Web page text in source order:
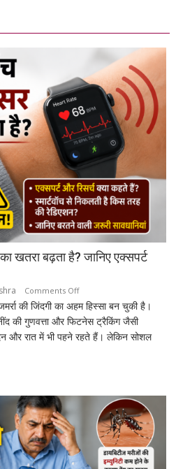
समारोह
संपन्न
खतरा बढ़ता है? जानिए एक्सपर्ट
Comments Offon
क्या
स्मार्टवॉच
पहनने
खतरा
जानिए
एक्सपर्ट
की जिंदगी का अहम हिस्सा बन चुकी है।
नींद की गुणवत्ता और फिटनेस ट्रैकिंग जैसी
और रात में भी पहने रहते हैं। लेकिन सोशल